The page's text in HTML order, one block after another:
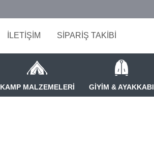
İLETİŞİM SİPARİŞ TAKİBİ
KAMP MALZEMELERİ GİYİM & AYAKKABI